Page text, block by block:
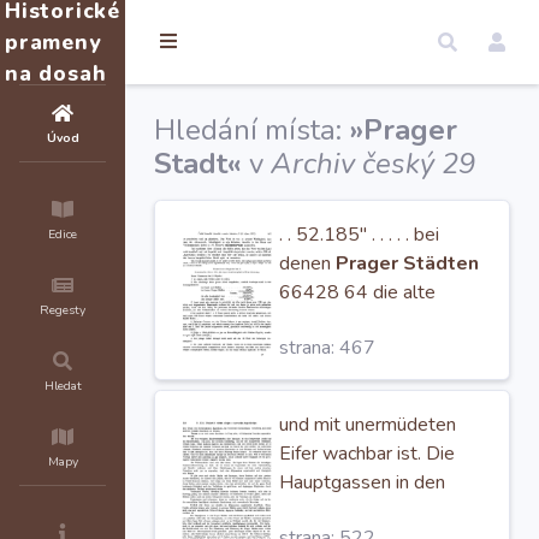
Historické
prameny
na dosah
Úvod
Edice
Regesty
Hledat
Mapy
Hledání místa: »Prager
Stadt« vArchiv český 29
. . 52.185" . . . . . bei
denen Prager Städten
66428 64 die alte
4.728°1/64
strana: 467
und mit unermüdeten
Eifer wachbar ist. Die
Hauptgassen in den